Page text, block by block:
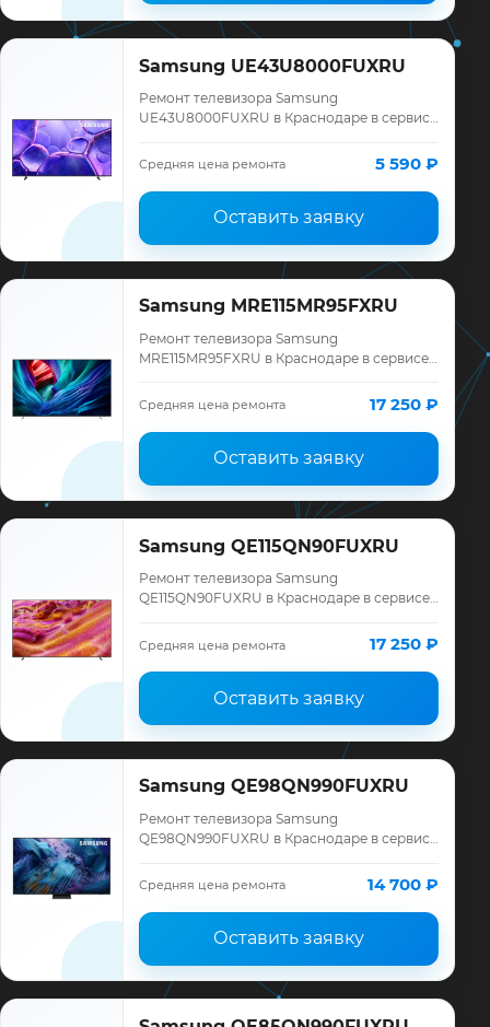
Samsung UE43U8000FUXRU
Ремонт телевизора Samsung
UE43U8000FUXRU в Краснодаре в сервисе
Samsung, смета до ремонта, запчасти и
Средняя цена ремонта 5 590 ₽
Оставить заявку
Samsung MRE115MR95FXRU
Ремонт телевизора Samsung
MRE115MR95FXRU в Краснодаре в сервисе
Samsung, смета до ремонта, запчасти и
гарантия до 12 меся…
Средняя цена ремонта 17 250 ₽
Оставить заявку
Samsung QE115QN90FUXRU
Ремонт телевизора Samsung
QE115QN90FUXRU в Краснодаре в сервисе
Samsung, смета до ремонта, запчасти и
гарантия до 12 меся…
Средняя цена ремонта 17 250 ₽
Оставить заявку
Samsung QE98QN990FUXRU
Ремонт телевизора Samsung
QE98QN990FUXRU в Краснодаре в сервисе
Samsung, смета до ремонта, запчасти и
гарантия до 12 меся…
Средняя цена ремонта 14 700 ₽
Оставить заявку